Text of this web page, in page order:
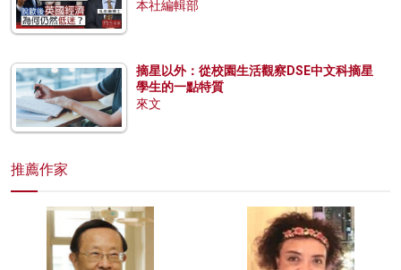
本社編輯部
摘星以外：從校園生活觀察DSE中文科摘星
學生的一點特質
來文
推薦作家